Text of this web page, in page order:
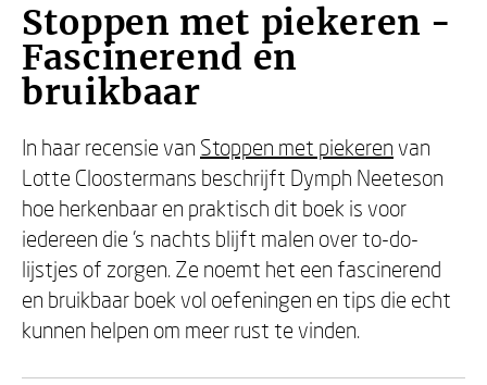
Stoppen met piekeren -
Fascinerend en
bruikbaar
In haar recensie van Stoppen met piekeren van
Lotte Cloostermans beschrijft Dymph Neeteson
hoe herkenbaar en praktisch dit boek is voor
iedereen die ’s nachts blijft malen over to-do-
lijstjes of zorgen. Ze noemt het een fascinerend
en bruikbaar boek vol oefeningen en tips die echt
kunnen helpen om meer rust te vinden.